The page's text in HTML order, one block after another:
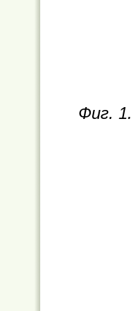
Фиг. 1.